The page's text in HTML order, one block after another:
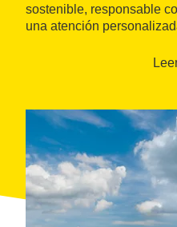
sostenible, responsable
una atención
piedra totalmente